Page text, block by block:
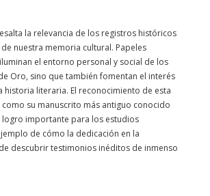
la relevancia de los registros históricos
nuestra memoria cultural. Papeles
el entorno personal y social de los
Oro, sino que también fomentan el interés
historia literaria. El reconocimiento de esta
su manuscrito más antiguo conocido
logro importante para los estudios
de cómo la dedicación en la
descubrir testimonios inéditos de inmenso